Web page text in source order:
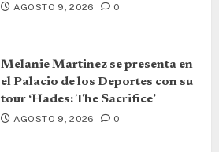
AGOSTO 9, 2026 0
Melanie Martinez se presenta en
el Palacio de los Deportes con su
tour ‘Hades: The Sacrifice’
AGOSTO 9, 2026 0